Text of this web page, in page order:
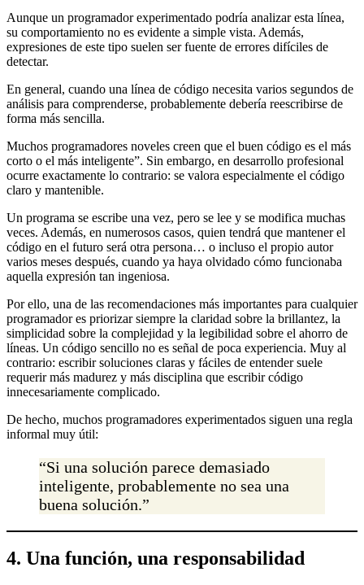
Aunque un programador experimentado podría analizar esta línea,
su comportamiento no es evidente a simple vista. Además,
expresiones de este tipo suelen ser fuente de errores difíciles de
detectar.
En general, cuando una línea de código necesita varios segundos de
análisis para comprenderse, probablemente debería reescribirse de
forma más sencilla.
Muchos programadores noveles creen que el buen código es el más
corto o el más inteligente”. Sin embargo, en desarrollo profesional
ocurre exactamente lo contrario: se valora especialmente el código
claro y mantenible.
Un programa se escribe una vez, pero se lee y se modifica muchas
veces. Además, en numerosos casos, quien tendrá que mantener el
código en el futuro será otra persona… o incluso el propio autor
varios meses después, cuando ya haya olvidado cómo funcionaba
aquella expresión tan ingeniosa.
Por ello, una de las recomendaciones más importantes para cualquier
programador es priorizar siempre la claridad sobre la brillantez, la
simplicidad sobre la complejidad y la legibilidad sobre el ahorro de
líneas. Un código sencillo no es señal de poca experiencia. Muy al
contrario: escribir soluciones claras y fáciles de entender suele
requerir más madurez y más disciplina que escribir código
innecesariamente complicado.
De hecho, muchos programadores experimentados siguen una regla
informal muy útil:
“Si una solución parece demasiado
inteligente, probablemente no sea una
buena solución.”
4. Una función, una responsabilidad